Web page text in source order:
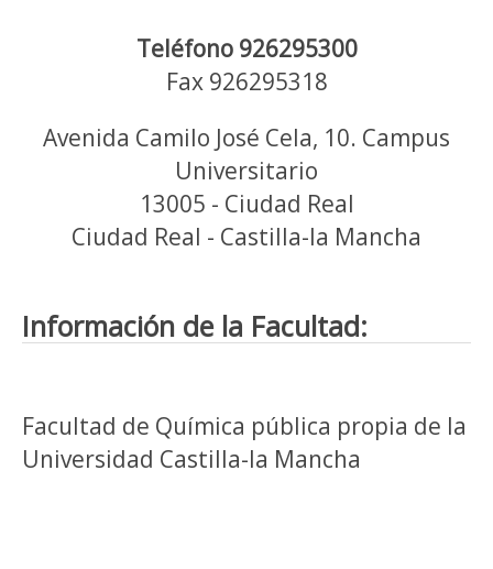
Teléfono 926295300
Fax 926295318
Avenida Camilo José Cela, 10. Campus
Universitario
13005 - Ciudad Real
Ciudad Real - Castilla-la Mancha
Información de la Facultad:
Facultad de Química pública propia de la
Universidad Castilla-la Mancha